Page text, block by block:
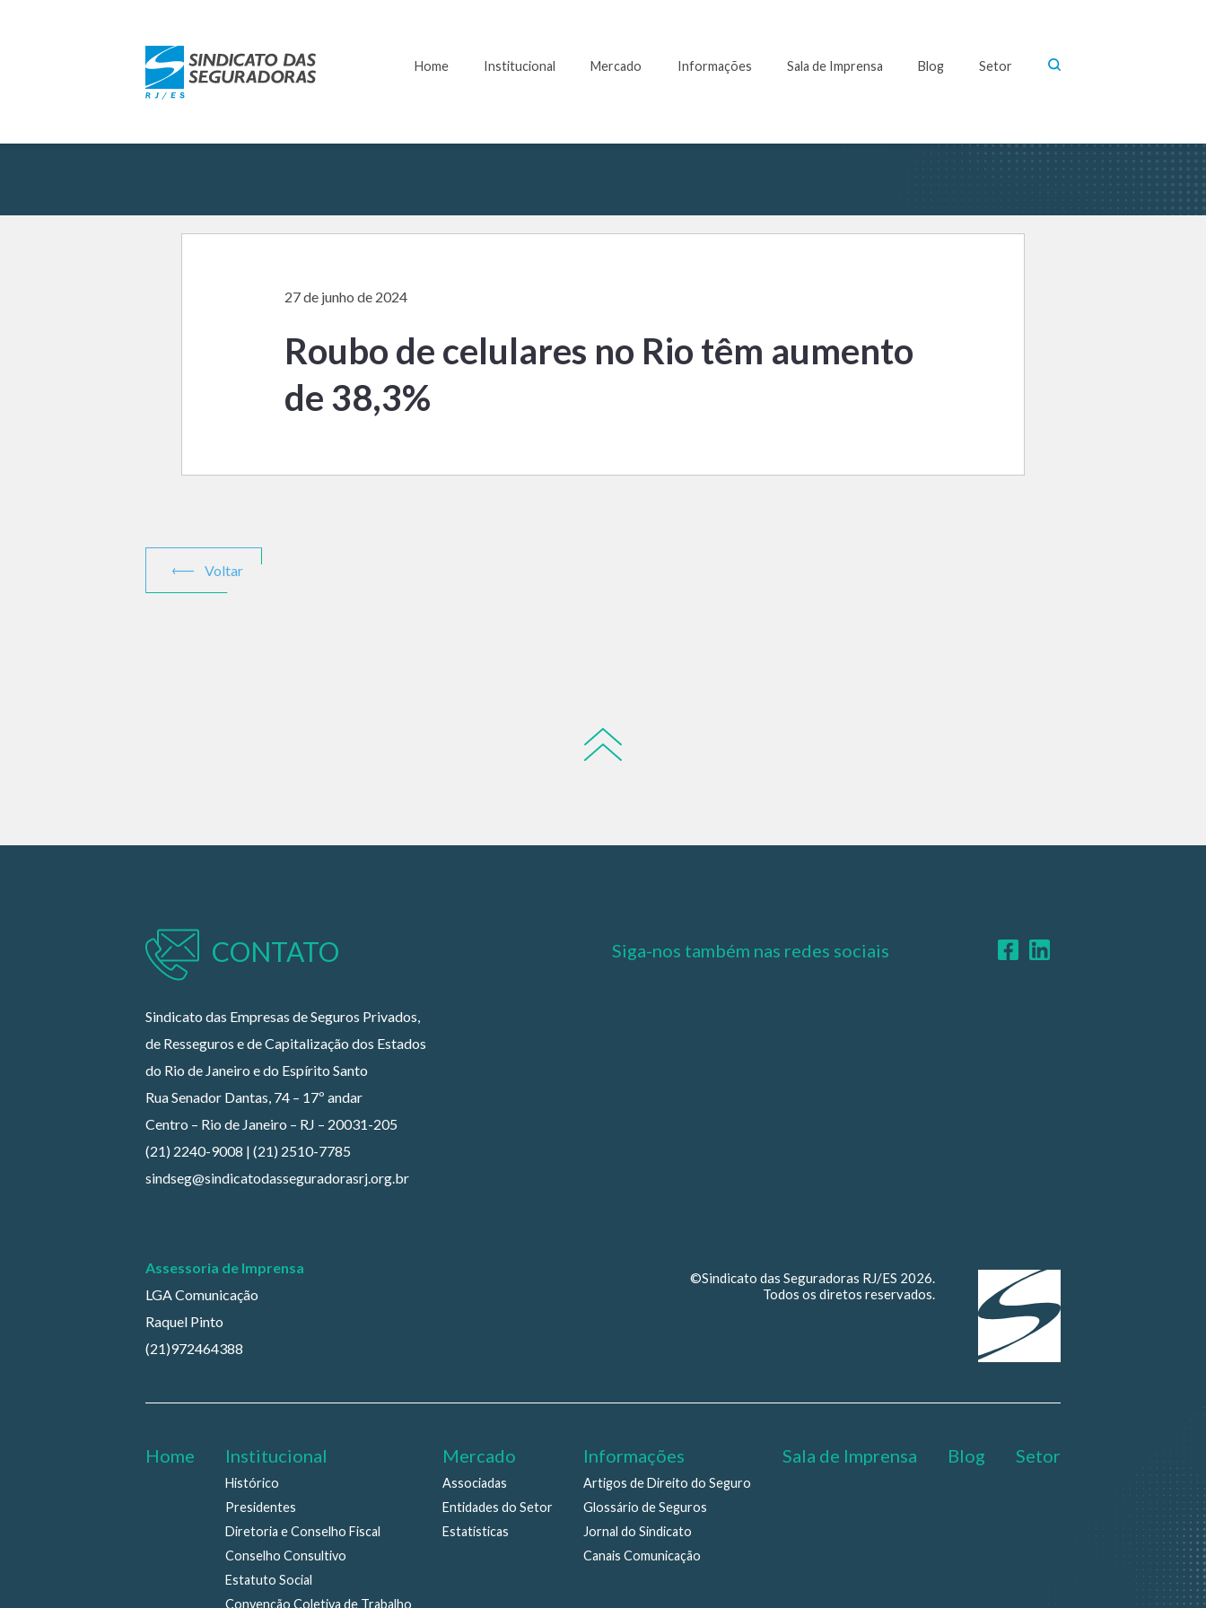
Home Institucional Mercado Informações Sala de Imprensa Blog Setor
27 de junho de 2024
Roubo de celulares no Rio têm aumento
de 38,3%
Voltar
CONTATO
Sindicato das Empresas de Seguros Privados,
de Resseguros e de Capitalização dos Estados
do Rio de Janeiro e do Espírito Santo
Rua Senador Dantas, 74 – 17º andar
Centro – Rio de Janeiro – RJ – 20031-205
(21) 2240-9008 | (21) 2510-7785
sindseg@sindicatodasseguradorasrj.org.br
Assessoria de Imprensa
LGA Comunicação
Raquel Pinto
(21)972464388
Siga-nos também nas redes sociais
©Sindicato das Seguradoras RJ/ES 2026.
Todos os diretos reservados.
Home Institucional
Histórico
Presidentes
Diretoria e Conselho Fiscal
Conselho Consultivo
Estatuto Social
Convenção Coletiva de Trabalho
Mercado
Associadas
Entidades do Setor
Estatísticas
Informações
Artigos de Direito do Seguro
Glossário de Seguros
Jornal do Sindicato
Canais Comunicação
Sala de Imprensa Blog Setor